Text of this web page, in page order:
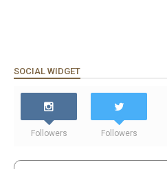
SOCIAL WIDGET
Followers Followers